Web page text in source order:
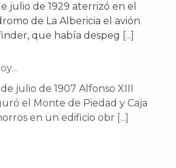
julio de 1929 aterrizó en el
de La Albericia el avión
que había despeg
[...]
julio de 1907 Alfonso XIII
el Monte de Piedad y Caja
en un edificio obr [...]